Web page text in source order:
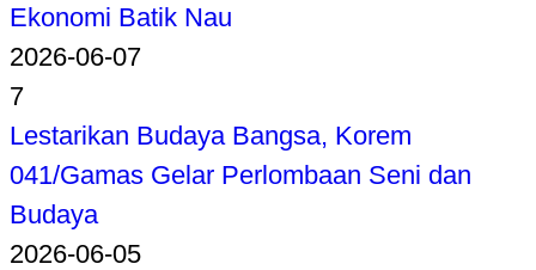
Ekonomi Batik Nau
2026-06-07
7
Lestarikan Budaya Bangsa, Korem
041/Gamas Gelar Perlombaan Seni dan
Budaya
2026-06-05